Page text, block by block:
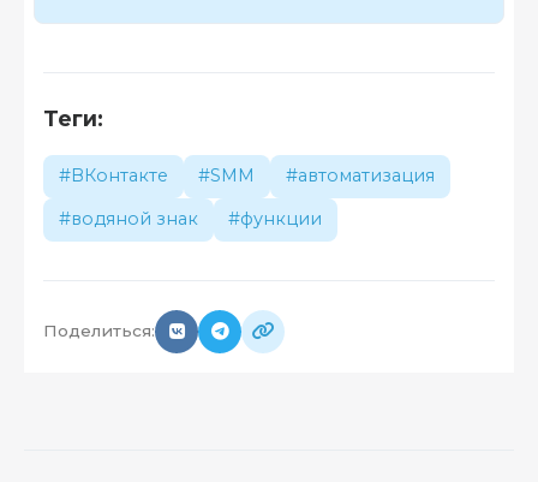
Теги:
#ВКонтакте #SMM
#автоматизация
#водяной знак
#функции
Поделиться: